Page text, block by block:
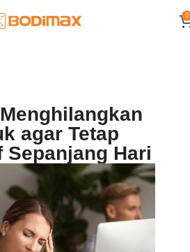
0
agar Tetap
Sepanjang Hari